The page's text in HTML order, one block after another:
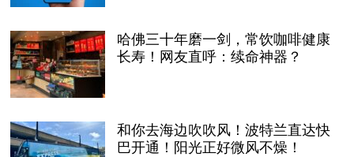
哈佛三十年磨一剑，常饮咖啡健康
长寿！网友直呼：续命神器？
和你去海边吹吹风！波特兰直达快
巴开通！阳光正好微风不燥！